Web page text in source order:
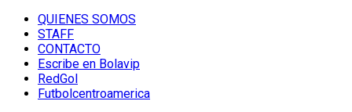
QUIENES SOMOS
STAFF
CONTACTO
Escribe en Bolavip
RedGol
Futbolcentroamerica